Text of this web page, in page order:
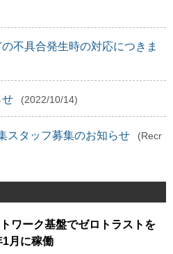
不具合発生時の対応につきま
せ (2022/10/14)
スタッフ募集のお知らせ
(Recr
ワーク基盤でゼロトラストを
月に稼働